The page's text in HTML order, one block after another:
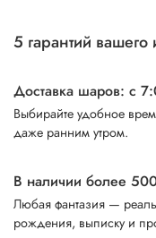
5 гарантий
Доставка шаров: с
Выбирайте удобное
даже ранним утром.
В наличии более
Любая фантазия —
рождения, выписку и